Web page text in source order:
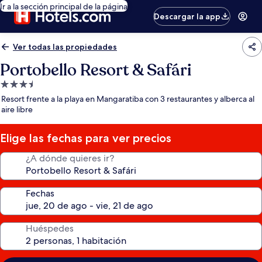
Ir a la sección principal de la página
Descargar la app
Ver todas las propiedades
Portobello Resort & Safári
Propiedad
de
3.5
estrellas
Resort frente a la playa en Mangaratiba con 3 restaurantes y alberca al
aire libre
Elige las fechas para ver precios
¿A dónde quieres ir?
Fechas
Huéspedes